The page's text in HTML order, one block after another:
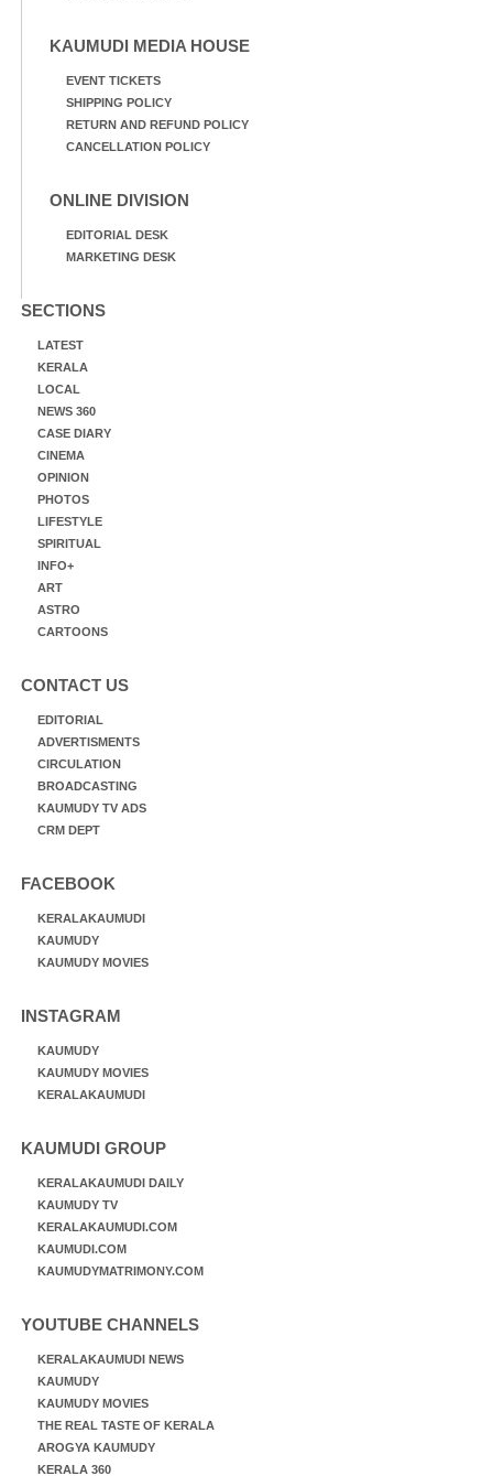
KAUMUDI MEDIA HOUSE
EVENT TICKETS
SHIPPING POLICY
RETURN AND REFUND POLICY
CANCELLATION POLICY
ONLINE DIVISION
EDITORIAL DESK
MARKETING DESK
SECTIONS
LATEST
KERALA
LOCAL
NEWS 360
CASE DIARY
CINEMA
OPINION
PHOTOS
LIFESTYLE
SPIRITUAL
INFO+
ART
ASTRO
CARTOONS
CONTACT US
EDITORIAL
ADVERTISMENTS
CIRCULATION
BROADCASTING
KAUMUDY TV ADS
CRM DEPT
FACEBOOK
KERALAKAUMUDI
KAUMUDY
KAUMUDY MOVIES
INSTAGRAM
KAUMUDY
KAUMUDY MOVIES
KERALAKAUMUDI
KAUMUDI GROUP
KERALAKAUMUDI DAILY
KAUMUDY TV
KERALAKAUMUDI.COM
KAUMUDI.COM
KAUMUDYMATRIMONY.COM
YOUTUBE CHANNELS
KERALAKAUMUDI NEWS
KAUMUDY
KAUMUDY MOVIES
THE REAL TASTE OF KERALA
AROGYA KAUMUDY
KERALA 360